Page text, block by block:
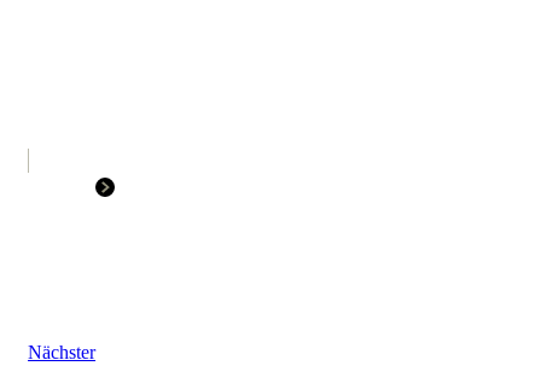
Nächster